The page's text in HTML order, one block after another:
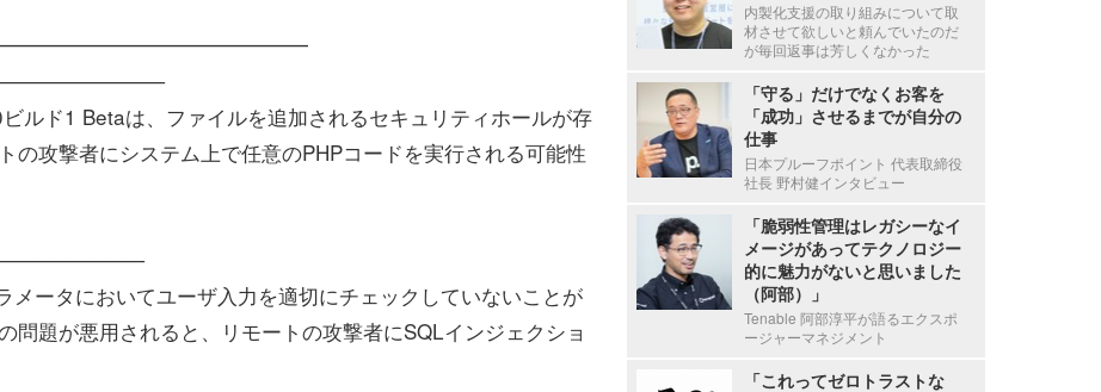
ルド1 Betaは、ファイルを追加されるセキュリティホールが存
の攻撃者にシステム上で任意のPHPコードを実行される可能性
ータにおいてユーザ入力を適切にチェックしていないことが
問題が悪用されると、リモートの攻撃者にSQLインジェクショ
内製化支援の取り組みについて取
材させて欲しいと頼んでいたのだ
が毎回返事は芳しくなかった
「守る」だけでなくお客を
「成功」させるまでが自分の
仕事
日本プルーフポイント 代表取締役
社長 野村健インタビュー
「脆弱性管理はレガシーなイ
メージがあってテクノロジー
的に魅力がないと思いました
（阿部）」
Tenable 阿部淳平が語るエクスポ
ージャーマネジメント
「これってゼロトラストな